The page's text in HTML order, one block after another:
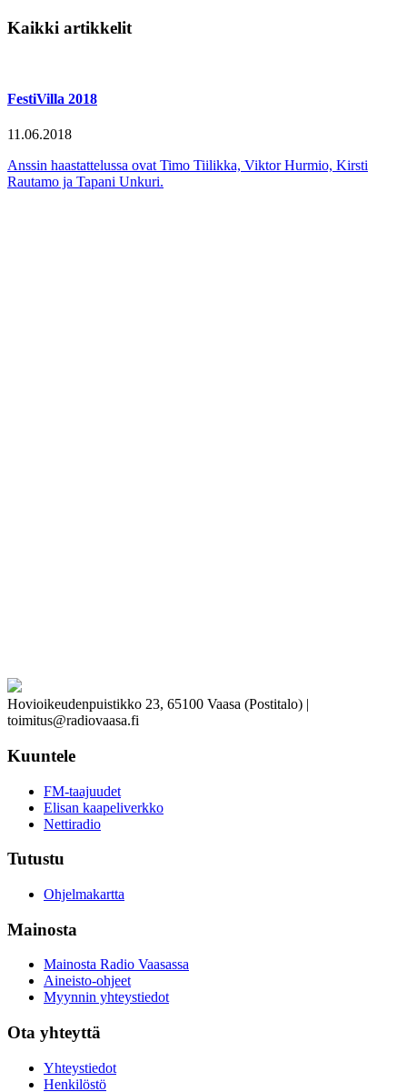
Kaikki artikkelit
FestiVilla 2018
11.06.2018
Anssin haastattelussa ovat Timo Tiilikka, Viktor Hurmio, Kirsti
Rautamo ja Tapani Unkuri.
Hovioikeudenpuistikko 23, 65100 Vaasa (Postitalo) |
toimitus@radiovaasa.fi
Kuuntele
FM-taajuudet
Elisan kaapeliverkko
Nettiradio
Tutustu
Ohjelmakartta
Mainosta
Mainosta Radio Vaasassa
Aineisto-ohjeet
Myynnin yhteystiedot
Ota yhteyttä
Yhteystiedot
Henkilöstö